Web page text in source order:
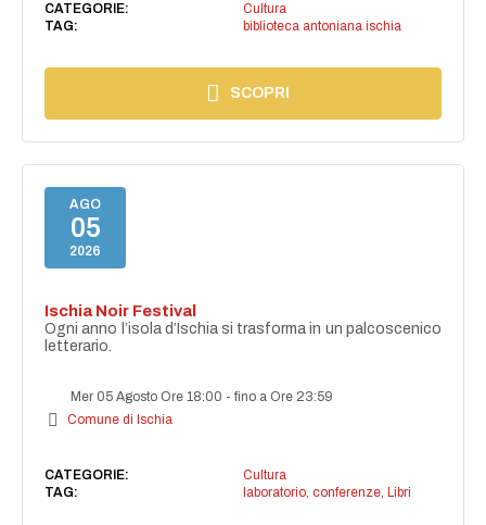
CATEGORIE:
Cultura
TAG:
biblioteca antoniana ischia
SCOPRI
AGO
05
2026
Ischia Noir Festival
Ogni anno l’isola d’Ischia si trasforma in un palcoscenico
letterario.
Mer 05 Agosto Ore 18:00 -fino a Ore 23:59
Comune di Ischia
CATEGORIE:
Cultura
TAG:
laboratorio, conferenze, Libri